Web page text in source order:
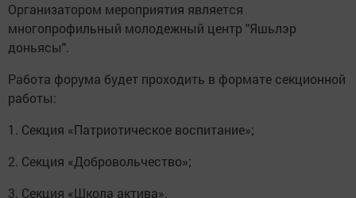
Организатором мероприятия является
многопрофильный молодежный центр "Яшьлэр
доньясы".
Работа форума будет проходить в формате секционной
работы:
1. Секция «Патриотическое воспитание»;
2. Секция «Добровольчество»;
3. Секция «Школа актива».